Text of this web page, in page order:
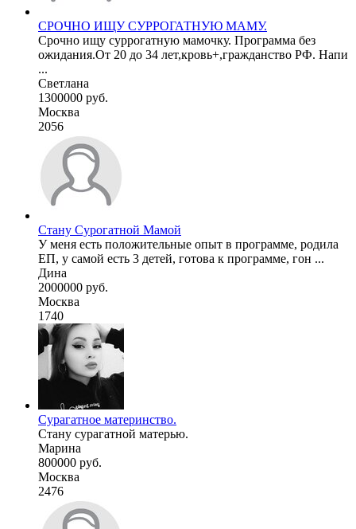
СРОЧНО ИЩУ СУРРОГАТНУЮ МАМУ.
Срочно ищу суррогатную мамочку. Программа без
ожидания.От 20 до 34 лет,кровь+,гражданство РФ. Напи
...
Светлана
1300000 руб.
Москва
2056
Стану Сурогатной Мамой
У меня есть положительные опыт в программе, родила
ЕП, у самой есть 3 детей, готова к программе, гон ...
Дина
2000000 руб.
Москва
1740
Сурагатное материнство.
Стану сурагатной матерью.
Марина
800000 руб.
Москва
2476